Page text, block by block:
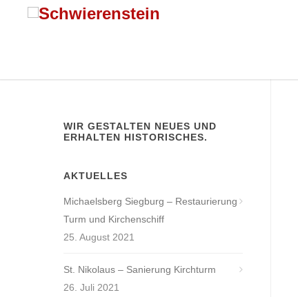
WIR GESTALTEN NEUES UND
ERHALTEN HISTORISCHES.
AKTUELLES
Michaelsberg Siegburg – Restaurierung
Turm und Kirchenschiff
25. August 2021
St. Nikolaus – Sanierung Kirchturm
26. Juli 2021